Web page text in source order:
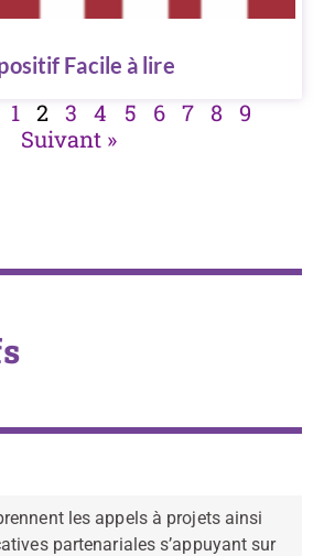
Facile à lire
1 2 3 4 5 6 7 8
9
Suivant »
les appels à projets ainsi
partenariales s’appuyant sur